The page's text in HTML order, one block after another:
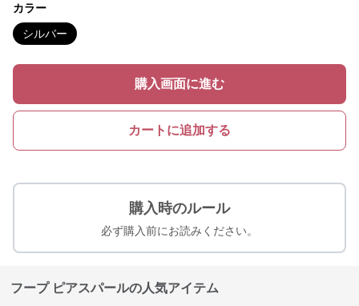
カラー
シルバー
購入画面に進む
カートに追加する
購入時のルール
必ず購入前にお読みください。
フープ ピアスパールの人気アイテム